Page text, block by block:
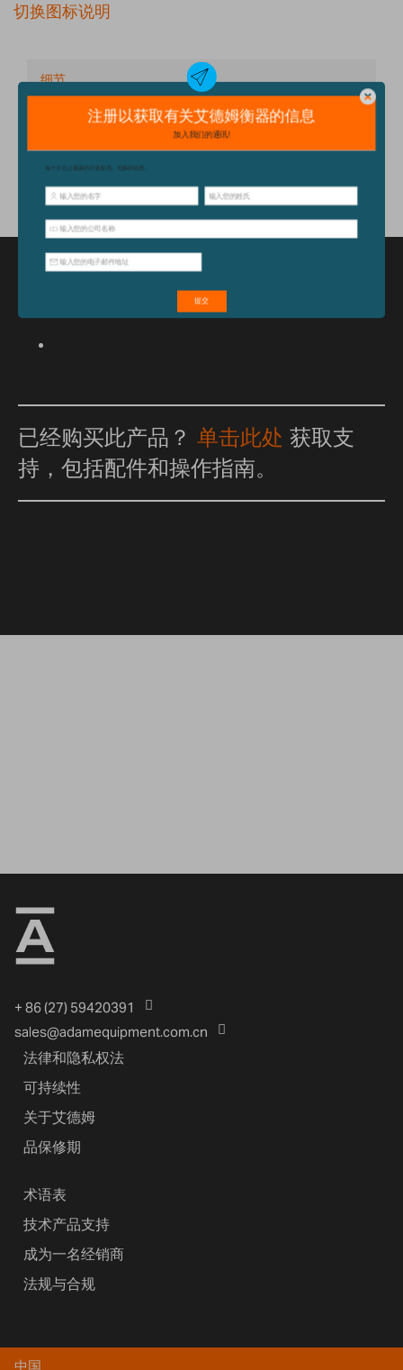
切换图标说明
细节
技术规格
特点和优点
已经购买此产品？ 单击此处 获取支
持，包括配件和操作指南。
+ 86 (27) 59420391
sales@adamequipment.com.cn
法律和隐私权法
可持续性
关于艾德姆
品保修期
术语表
技术产品支持
成为一名经销商
法规与合规
中国